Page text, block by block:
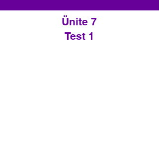
Ünite 7
Test 1